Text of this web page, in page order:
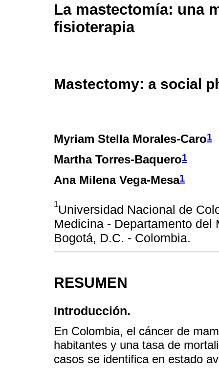
La mastectomía: una
fisioterapia
Mastectomy: a social
Myriam Stella Morales-Caro1
Martha Torres-Baquero1
Ana Milena Vega-Mesa1
1Universidad Nacional de
Medicina - Departamento del
Bogotá, D.C. - Colombia.
RESUMEN
Introducción.
En Colombia, el cáncer de
habitantes y una tasa de
casos se identifica en estado